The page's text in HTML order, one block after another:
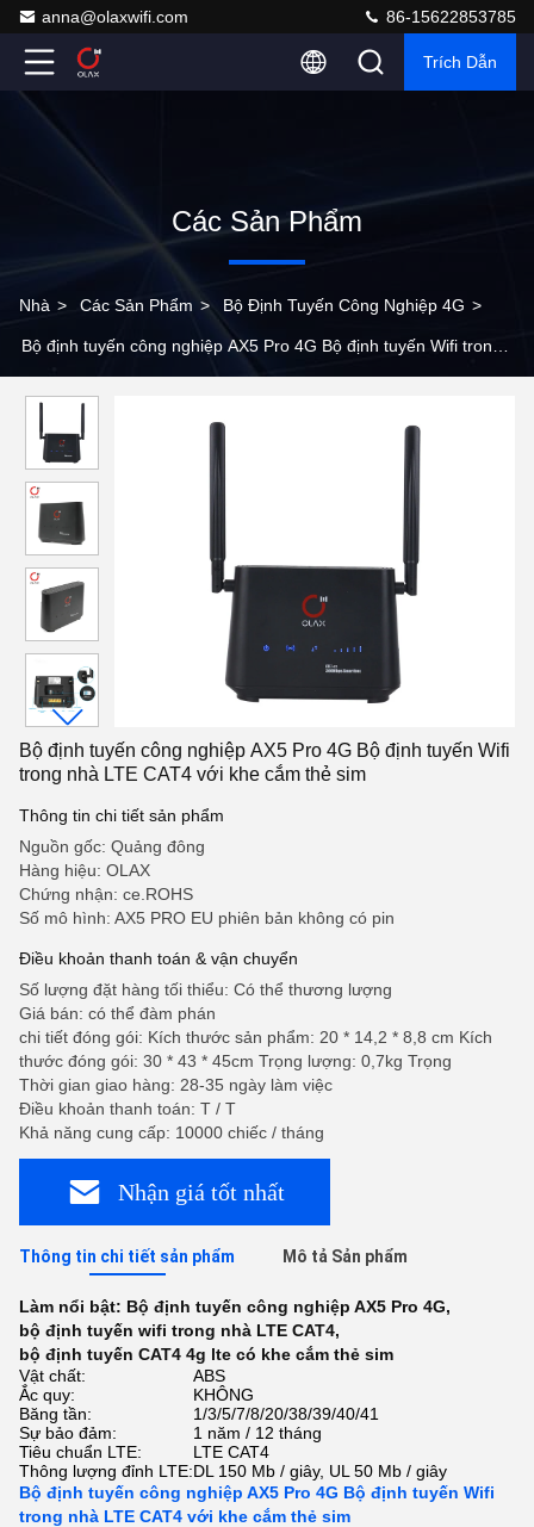
anna@olaxwifi.com 86-15622853785
Trích Dẫn
Các Sản Phẩm
Nhà > Các Sản Phẩm > Bộ Định Tuyến Công Nghiệp 4G >
Bộ định tuyến công nghiệp AX5 Pro 4G Bộ định tuyến Wifi trong
Bộ định tuyến công nghiệp AX5 Pro 4G Bộ định tuyến Wifi
trong nhà LTE CAT4 với khe cắm thẻ sim
Thông tin chi tiết sản phẩm
Nguồn gốc: Quảng đông
Hàng hiệu: OLAX
Chứng nhận: ce.ROHS
Số mô hình: AX5 PRO EU phiên bản không có pin
Điều khoản thanh toán & vận chuyển
Số lượng đặt hàng tối thiểu: Có thể thương lượng
Giá bán: có thể đàm phán
chi tiết đóng gói: Kích thước sản phẩm: 20 * 14,2 * 8,8 cm Kích
thước đóng gói: 30 * 43 * 45cm Trọng lượng: 0,7kg Trọng
Thời gian giao hàng: 28-35 ngày làm việc
Điều khoản thanh toán: T / T
Khả năng cung cấp: 10000 chiếc / tháng
Nhận giá tốt nhất
Thông tin chi tiết sản phẩm Mô tả Sản phẩm
Làm nổi bật: Bộ định tuyến công nghiệp AX5 Pro 4G,
bộ định tuyến wifi trong nhà LTE CAT4,
bộ định tuyến CAT4 4g lte có khe cắm thẻ sim
Vật chất:
ABS
Ắc quy:
KHÔNG
Băng tần:
1/3/5/7/8/20/38/39/40/41
Sự bảo đảm:
1 năm / 12 tháng
Tiêu chuẩn LTE:
LTE CAT4
Thông lượng đỉnh LTE:DL 150 Mb / giây, UL 50 Mb / giây
Bộ định tuyến công nghiệp AX5 Pro 4G Bộ định tuyến Wifi
trong nhà LTE CAT4 với khe cắm thẻ sim